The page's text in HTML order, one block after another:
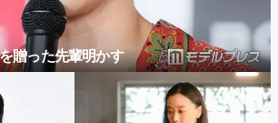
贈った先輩明かす